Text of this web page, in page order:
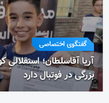
گفتگوی اختصاصی
آریا آقاسلطان؛
بزرگی در فوتبال دارد